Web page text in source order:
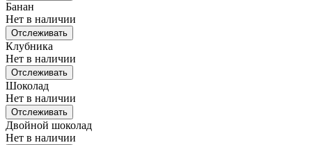
Банан
Нет в наличии
Отслеживать
Клубника
Нет в наличии
Отслеживать
Шоколад
Нет в наличии
Отслеживать
Двойной шоколад
Нет в наличии